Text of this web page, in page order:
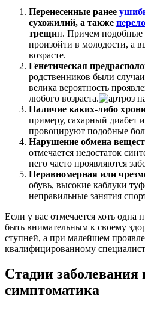
Перенесенные ранее
сухожилий, а также
трещин. Причем подобные
произойти в молодости, а
возрасте.
Генетическая
родственников были
велика вероятность
любого возраста.
Наличие каких-либо
примеру, сахарный диабет
провоцируют подобные
Нарушение обмена
отмечается недостаток
него часто проявляются
Неравномерная или
обувь, высокие каблуки
неправильные занятия
Если у вас отмечается хоть одна
быть внимательным к своему
ступней, а при малейшем
квалифицированному
Стадии заболевания
симптоматика